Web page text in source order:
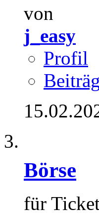
von
j_easy
Profil
Börse
für